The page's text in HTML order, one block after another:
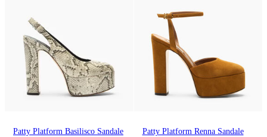
Patty Platform Basilisco Sandale
Patty Platform Renna Sandale